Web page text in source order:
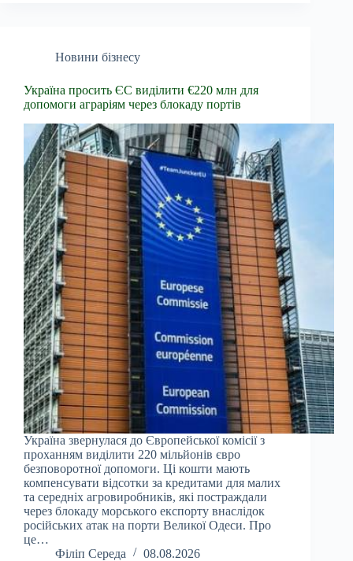
Новини бізнесу
Україна просить ЄС виділити €220 млн для
допомоги аграріям через блокаду портів
Україна звернулася до Європейської комісії з
проханням виділити 220 мільйонів євро
безповоротної допомоги. Ці кошти мають
компенсувати відсотки за кредитами для малих
та середніх агровиробників, які постраждали
через блокаду морського експорту внаслідок
російських атак на порти Великої Одеси. Про
це…
Філіп Середа
08.08.2026